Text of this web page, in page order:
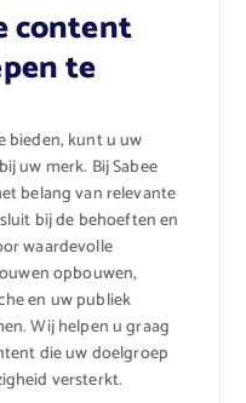
content
te
bieden, kunt u uw
uw merk. Bij Sabee
belang van relevante
bij de behoeften en
waardevolle
opbouwen,
en uw publiek
Wij helpen u graag
die uw doelgroep
versterkt.